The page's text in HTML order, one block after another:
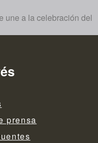
une a la celebración del
prensa